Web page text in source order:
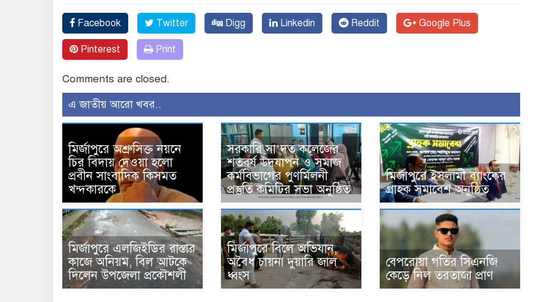
Facebook Twitter Digg Linkedin Reddit Google Plus
Pinterest Print
Comments are closed.
এ জাতীয় আরো খবর..
মির্জাপুরে অশ্রুসিক্ত নয়নে
চির বিদায় দেওয়া হলো
প্রবীন সাংবাদিক কিসমত
খন্দকারকে
সরকারি সা’দত কলেজের
শতবর্ষ উদযাপন ও সমাজ
কর্মবিভাগের পুণর্মিলনী
প্রস্তুতি কমিটির সভা অনুষ্ঠিত
মির্জাপুরে ইসলামী ব্যাংকের
গ্রাহক সমাবেশ অনুষ্ঠিত
মির্জাপুরে এলজিইডির রাস্তার
কাজে অনিয়ম, বিল আটকে
দিলেন উপজেলা প্রকৌশলী
মির্জাপুরে বিলে অভিযান,
অবৈধ চায়না দুয়ারি জাল
ধ্বংস
বেপরোয়া গতির সিএনজি
কেড়ে নিল তরতাজা প্রাণ